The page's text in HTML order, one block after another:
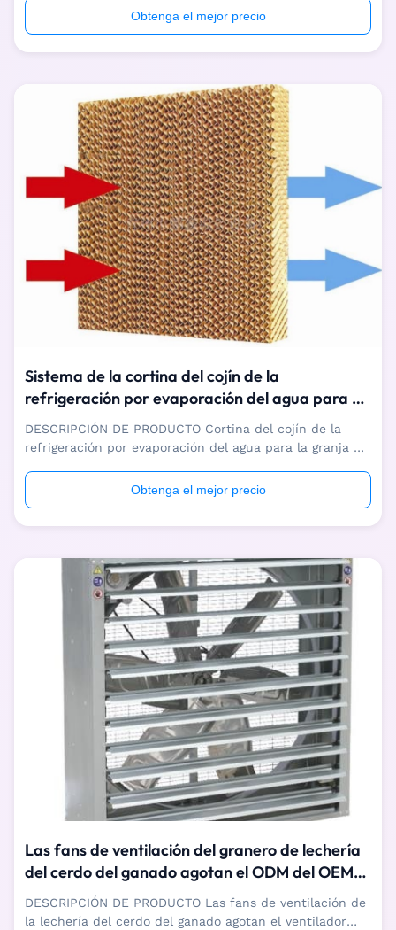
de enfriamiento, con una serie completa equipo de
producción avanzado del CNC, cada error de proceso es
Obtenga el mejor precio
Sistema de la cortina del cojín de la
refrigeración por evaporación del agua para el
invernadero de la granja de los cerdos
DESCRIPCIÓN DE PRODUCTO Cortina del cojín de la
refrigeración por evaporación del agua para la granja de
cojín de la refrigeración por evaporación del agua para
la granja de los cerdos, con una serie completa equipo
Obtenga el mejor precio
Las fans de ventilación del granero de lechería
del cerdo del ganado agotan el ODM del OEM
del ventilador
DESCRIPCIÓN DE PRODUCTO Las fans de ventilación de
la lechería del cerdo del ganado agotan el ventilador